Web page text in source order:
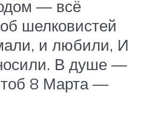
— всё
шелковистей
и любили, И
В душе —
8 Марта —